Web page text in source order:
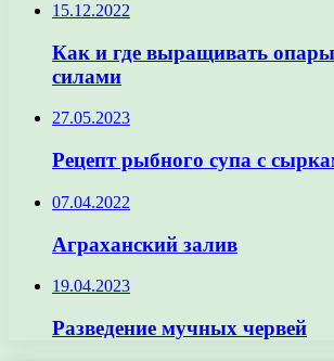
15.12.2022
Как и где выращивать
силами
27.05.2023
Рецепт рыбного супа с
07.04.2022
Аграханский залив
19.04.2023
Разведение мучных червей